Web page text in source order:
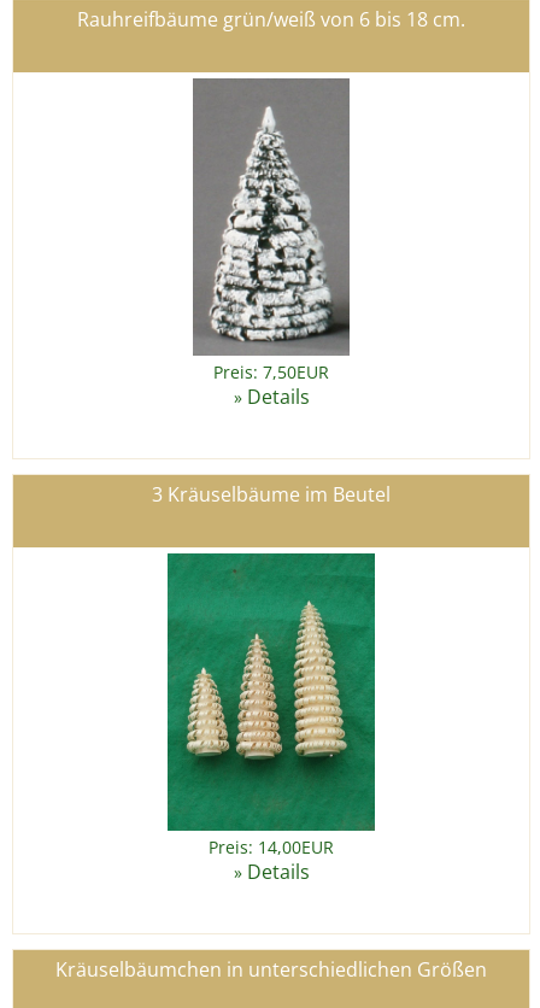
Rauhreifbäume grün/weiß von 6 bis 18 cm.
Preis: 7,50EUR
» Details
3 Kräuselbäume im Beutel
Preis: 14,00EUR
» Details
Kräuselbäumchen in unterschiedlichen Größen